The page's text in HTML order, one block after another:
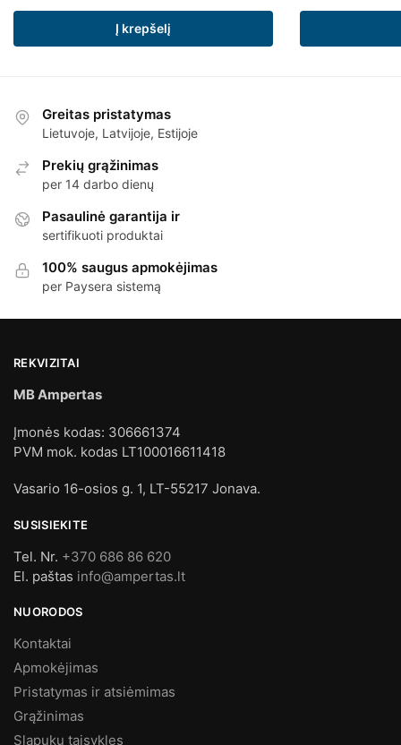
Į krepšelį
Greitas pristatymas
Lietuvoje, Latvijoje, Estijoje
Prekių grąžinimas
per 14 darbo dienų
Pasaulinė garantija ir
sertifikuoti produktai
100% saugus apmokėjimas
per Paysera sistemą
REKVIZITAI
MB Ampertas
Įmonės kodas: 306661374
PVM mok. kodas LT100016611418
Vasario 16-osios g. 1, LT-55217 Jonava.
SUSISIEKITE
Tel. Nr. +370 686 86 620
El. paštas info@ampertas.lt
NUORODOS
Kontaktai
Apmokėjimas
Pristatymas ir atsiėmimas
Grąžinimas
Slapukų taisykles